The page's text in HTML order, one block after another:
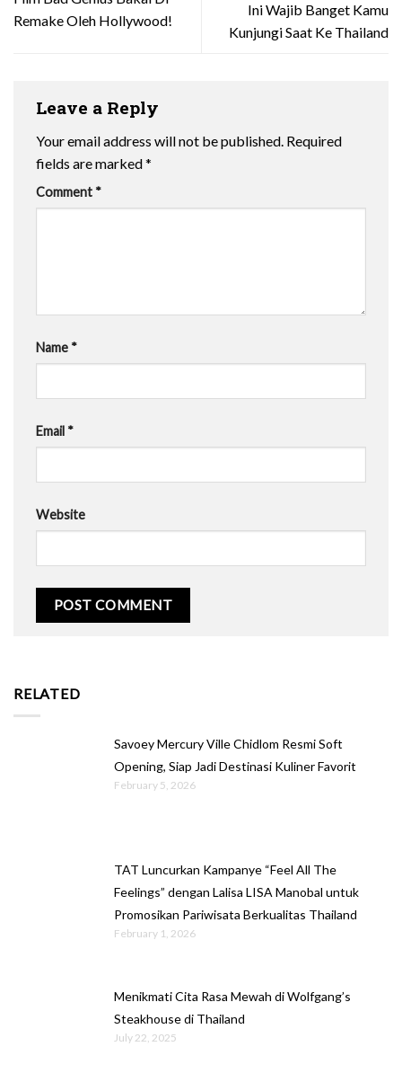
Remake Oleh Hollywood!
Ini Wajib Banget Kamu
Kunjungi Saat Ke Thailand
Leave a Reply
Your email address will not be published. Required
fields are marked*
Comment *
Name *
Email *
Website
RELATED
Savoey Mercury Ville Chidlom Resmi Soft
Opening, Siap Jadi Destinasi Kuliner Favorit
February 5, 2026
TAT Luncurkan Kampanye “Feel All The
Feelings” dengan Lalisa LISA Manobal untuk
Promosikan Pariwisata Berkualitas Thailand
February 1, 2026
Menikmati Cita Rasa Mewah di Wolfgang’s
Steakhouse di Thailand
July 22, 2025